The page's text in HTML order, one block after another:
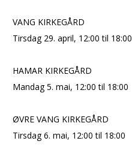
VANG KIRKEGÅRD
Tirsdag 29. april, 12:00 til 18:00
HAMAR KIRKEGÅRD
Mandag 5. mai, 12:00 til 18:00
ØVRE VANG KIRKEGÅRD
Tirsdag 6. mai, 12:00 til 18:00